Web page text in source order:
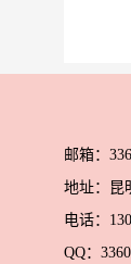
邮箱：
地址：昆
电话：
QQ：